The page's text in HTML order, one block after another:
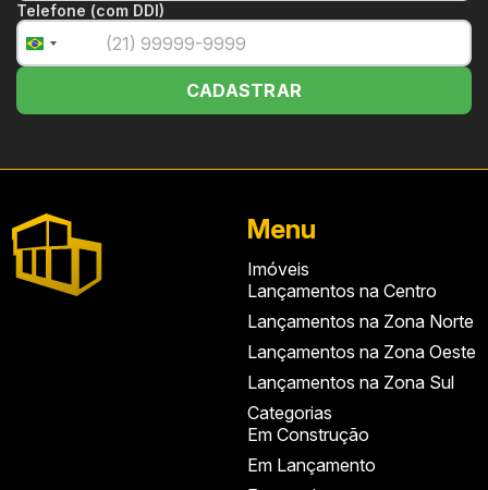
Telefone (com DDI)
Brazil
+55
CADASTRAR
Menu
Imóveis
Lançamentos na Centro
Lançamentos na Zona Norte
Lançamentos na Zona Oeste
Lançamentos na Zona Sul
Categorias
Em Construção
Em Lançamento